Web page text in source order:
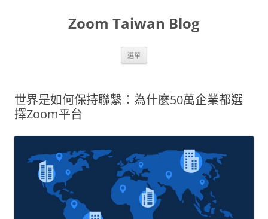
Zoom Taiwan Blog
選單
容
世界是如何保持聯繫：為什麼50萬企業都選
擇Zoom平台